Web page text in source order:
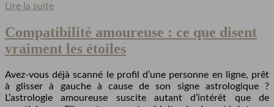
Lire la suite
Compatibilité amoureuse : ce que disent
vraiment les étoiles
Avez-vous déjà scanné le profil d’une personne en ligne, prêt
à glisser à gauche à cause de son signe astrologique ?
L’astrologie amoureuse suscite autant d’intérêt que de